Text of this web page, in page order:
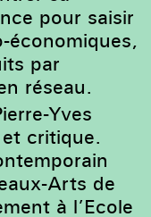
pour saisir
économiques,
par
réseau.
Yves
critique.
Arts de
à l’Ecole